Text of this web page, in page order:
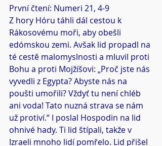
První čtení: Numeri 21, 4-9
Z hory Hóru táhli dál cestou k
Rákosovému moři, aby obešli
edómskou zemi. Avšak lid propadl na
té cestě malomyslnosti a mluvil proti
Bohu a proti Mojžíšovi: „Proč jste nás
vyvedli z Egypta? Abyste nás na
poušti umořili? Vždyť tu není chléb
ani voda! Tato nuzná strava se nám
už protiví.“ I poslal Hospodin na lid
ohnivé hady. Ti lid štípali, takže v
Izraeli mnoho lidí pomřelo. Lid přišel